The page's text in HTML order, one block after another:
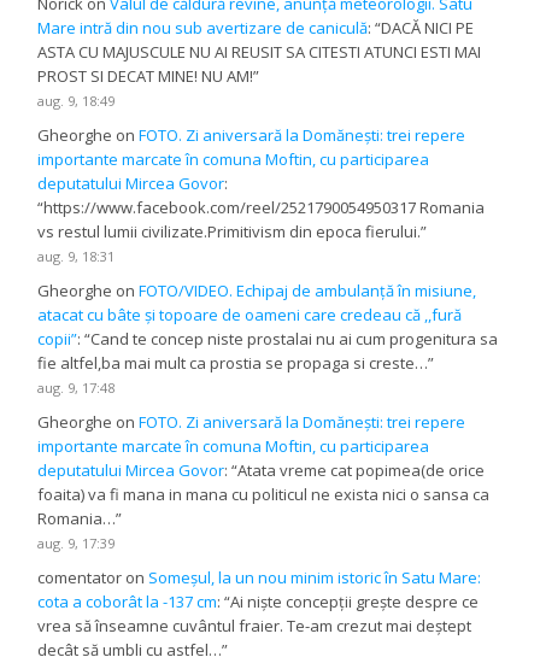
Mare intră din nou sub avertizare de caniculă: “DACĂ NICI PE
ASTA CU MAJUSCULE NU AI REUSIT SA CITESTI ATUNCI ESTI MAI
PROST SI DECAT MINE! NU AM!”
aug. 9, 18:49
Gheorghe onFOTO. Zi aniversară la Domănești: trei repere
importante marcate în comuna Moftin, cu participarea
deputatului Mircea Govor:
“https://www.facebook.com/reel/2521790054950317 Romania
vs restul lumii civilizate.Primitivism din epoca fierului.”
aug. 9, 18:31
Gheorghe onFOTO/VIDEO. Echipaj de ambulanță în misiune,
atacat cu bâte și topoare de oameni care credeau că ,,fură
copii”: “Cand te concep niste prostalai nu ai cum progenitura sa
fie altfel,ba mai mult ca prostia se propaga si creste…”
aug. 9, 17:48
Gheorghe onFOTO. Zi aniversară la Domănești: trei repere
importante marcate în comuna Moftin, cu participarea
deputatului Mircea Govor: “Atata vreme cat popimea(de orice
foaita) va fi mana in mana cu politicul ne exista nici o sansa ca
Romania…”
aug. 9, 17:39
comentator on Someșul, la un nou minim istoric în Satu Mare:
cota a coborât la -137 cm: “Ai niște concepții grește despre ce
vrea să înseamne cuvântul fraier. Te-am crezut mai deștept
decât să umbli cu astfel…”